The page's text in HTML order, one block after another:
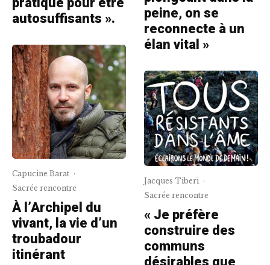
autosuffisants ».
Capucine Barat ·
Sacrée rencontre
À l’Archipel du
vivant, la vie d’un
troubadour
itinérant
peine, on se
reconnecte à un
élan vital »
Jacques Tiberi ·
Sacrée rencontre
« Je préfère
construire des
communs
désirables que